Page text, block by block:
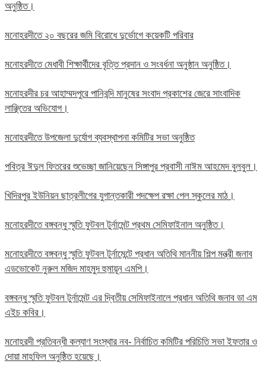
অনুষ্ঠিত।
মনোহরদীতে ২০ বছরের জমি বিরোধে দুর্ভোগে কয়েকটি পরিবার
মনোহরদীতে মেধাবী শিক্ষার্থীদের বৃত্তি প্রদান ও সংবর্ধনা অনুষ্ঠান অনুষ্ঠিত।
মনোহরদীর চর আহাম্মদপুরে পানিবন্দি মানুষের সংবাদ প্রকাশের জেরে সাংবাদিক
লাঞ্ছিতের অভিযোগ।
মনোহরদীতে উপজেলা দুর্যোগ ব্যবস্থাপনা কমিটির সভা অনুষ্ঠিত
পবিত্র ঈদুল ফিতরের শুভেচ্ছা জানিয়েছেন সিঙ্গাপুর প্রবাসী নাঈম আহমেদ বুলবুল।
খিদিরপুর ইউনিয়ন ছাত্রলীগের যুগান্তকারী পদক্ষেপ রক্ষা পেল স্কুলের মাঠ।
মনোহরদীতে বঙ্গবন্ধু স্মৃতি ফুটবল টুর্নামেন্ট প্রথম সেমিফাইনাল অনুষ্ঠিত।
মনোহরদীতে বঙ্গবন্ধু স্মৃতি ফুটবল টুর্নামেন্টে প্রধান অতিথি মাননীয় শিল্প মন্ত্রী জনাব
এডভোকেট নুরুল মজিদ মাহমুদ হুমায়ূন এমপি।
বঙ্গবন্ধু স্মৃতি ফুটবল টুর্নামেন্ট এর দ্বিতীয় সেমিফাইনালে প্রধান অতিথি জনাব ডা এম
এইচ কবির।
মনোহরদী প্রতিবন্ধী কল্যাণ সংস্থার নব- নির্বাচিত কমিটির পরিচিতি সভা ইফতার ও
দোয়া মাহফিল অনুষ্ঠিত হয়েছে।